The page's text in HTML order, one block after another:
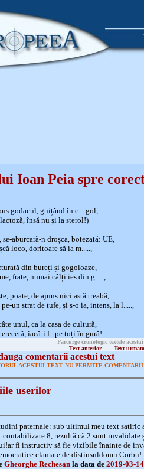
Ioan Peia spre
godacul, guițând în c... gol,
însă nu și la sterol!)
aburcară-n droșca, botezată: UE,
loco, doritoare să ia m.....,
din bureți și gogoloaze,
frate, numai câlți ies din g.....,
poate, de ajuns nici astă treabă,
pe-un strat de tufe, și s-o ia, intens, la l.....,
unul, ca la casa de cultură,
erecetă, iacă-i f.. pe toți în gură!
Parcurge cronologic textele
Text anterior
Text
comentarii acestui text
ACESTUI TEXT NU PERMITE
userilor
paternale: sub ultimul meu text satiric
8, rezultă că 2 sunt invalidate
fi instructiv să fie vizibile înainte de
clamate de distinsuldomn Corbu!
Gheorghe Rechesan la data de 2019-03-